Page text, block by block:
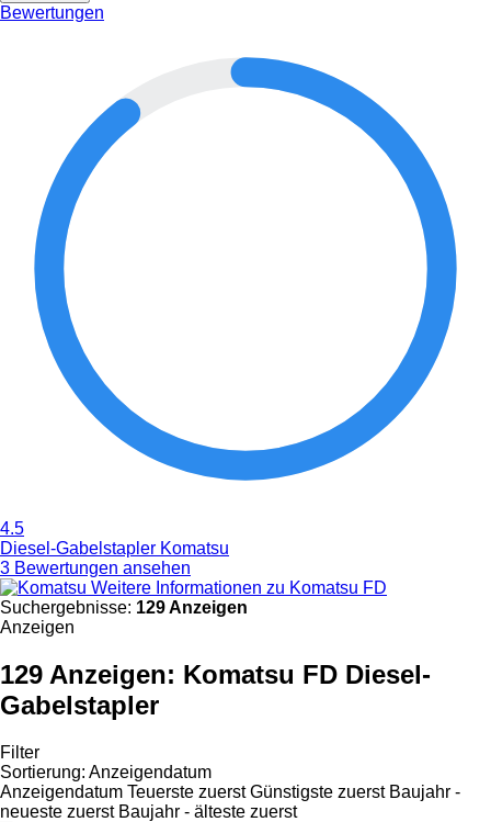
Bewertungen
4.5
Diesel-Gabelstapler Komatsu
3 Bewertungen ansehen
Weitere Informationen zu Komatsu FD
Suchergebnisse: 129 Anzeigen
Anzeigen
129 Anzeigen: Komatsu FD Diesel-
Gabelstapler
Filter
Sortierung: Anzeigendatum
Anzeigendatum Teuerste zuerst Günstigste zuerst Baujahr -
neueste zuerst Baujahr - älteste zuerst